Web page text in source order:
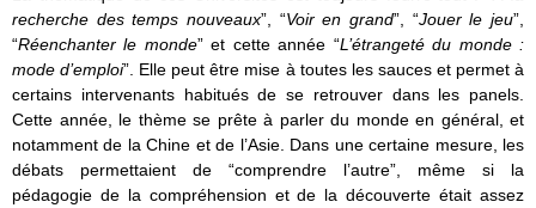
recherche des temps nouveaux”, “Voir en grand”, “Jouer le jeu”,
“Réenchanter le monde” et cette année “L’étrangeté du monde :
mode d’emploi”. Elle peut être mise à toutes les sauces et permet à
certains intervenants habitués de se retrouver dans les panels.
Cette année, le thème se prête à parler du monde en général, et
notamment de la Chine et de l’Asie. Dans une certaine mesure, les
débats permettaient de “comprendre l’autre”, même si la
pédagogie de la compréhension et de la découverte était assez